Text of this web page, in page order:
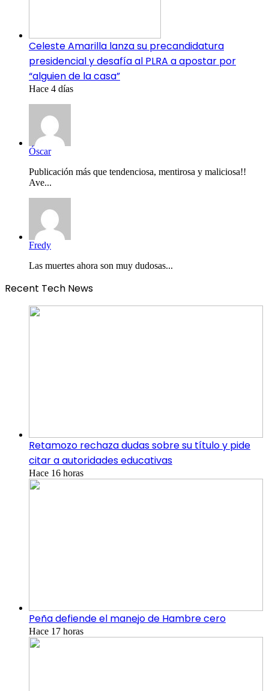
Celeste Amarilla lanza su precandidatura
presidencial y desafía al PLRA a apostar por
“alguien de la casa”
Hace 4 días
Óscar
Publicación más que tendenciosa, mentirosa y maliciosa!!
Ave...
Fredy
Las muertes ahora son muy dudosas...
Recent Tech News
Retamozo rechaza dudas sobre su título y pide
citar a autoridades educativas
Hace 16 horas
Peña defiende el manejo de Hambre cero
Hace 17 horas